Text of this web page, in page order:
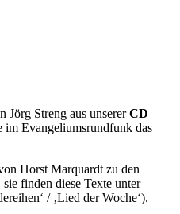
Jörg Streng aus unsererCD
im Evangeliumsrundfunk das
Horst Marquardt zu den
finden diese Texte unter
/ ‚Lied der Woche‘).